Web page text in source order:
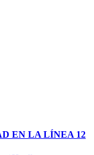
EN LA LÍNEA 12